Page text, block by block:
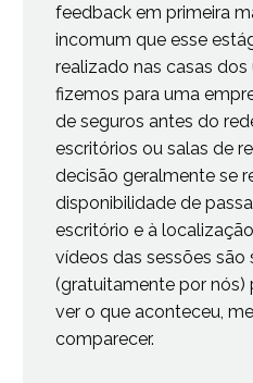
feedback em primeira
incomum que esse
realizado nas casas dos
fizemos para uma
de seguros antes do
escritórios ou salas de
decisão geralmente se
disponibilidade de
escritório e à
vídeos das sessões
(gratuitamente por nós)
ver o que aconteceu,
comparecer.